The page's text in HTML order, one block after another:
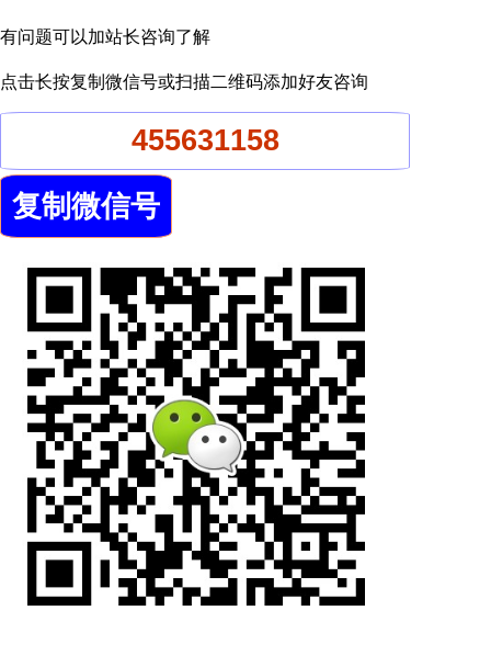
有问题可以加站长咨询了解
点击长按复制微信号或扫描二维码添加好友咨询